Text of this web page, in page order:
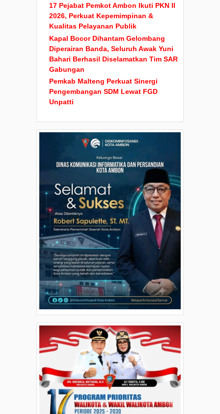
17 Pejabat Pemkot Ambon Ikuti PKN II
2026, Perkuat Kepemimpinan &
Kualitas Pelayanan Publik
Kapal Bocor Dihantam Gelombang
Diperairan Banda, Seluruh Awak Yuni
Bahari Berhasil Diselamatkan Tim SAR
Gabungan
Pemkab Malteng Perkuat Sinergi
Pengembangan SDM Lewat FGD
Unpatti